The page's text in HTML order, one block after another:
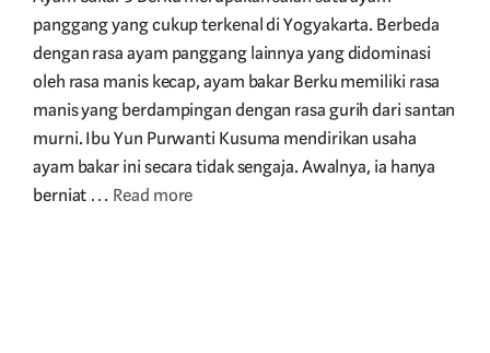
panggang yang cukup terkenal di Yogyakarta. Berbeda
dengan rasa ayam panggang lainnya yang didominasi
oleh rasa manis kecap, ayam bakar Berku memiliki rasa
manis yang berdampingan dengan rasa gurih dari santan
murni. Ibu Yun Purwanti Kusuma mendirikan usaha
ayam bakar ini secara tidak sengaja. Awalnya, ia hanya
berniat … Read more